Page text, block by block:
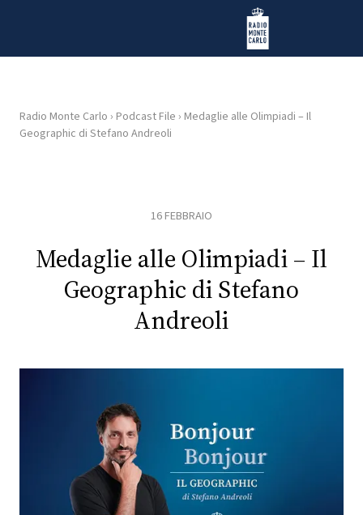
Radio Monte Carlo
HOME
RADIO
PLAYLIST
CONCORSI
EVENTI
Radio Monte Carlo › Podcast File › Medaglie alle Olimpiadi – Il
Geographic di Stefano Andreoli
16 FEBBRAIO
Medaglie alle Olimpiadi – Il
Geographic di Stefano
Andreoli